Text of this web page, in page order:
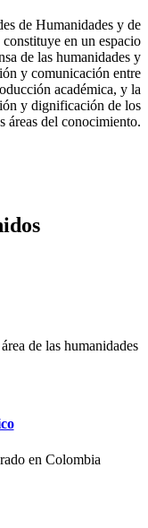
de Humanidades y de
en un espacio
de las humanidades y
y comunicación entre
académica, y la
y dignificación de los
áreas del conocimiento.
de las humanidades
en Colombia